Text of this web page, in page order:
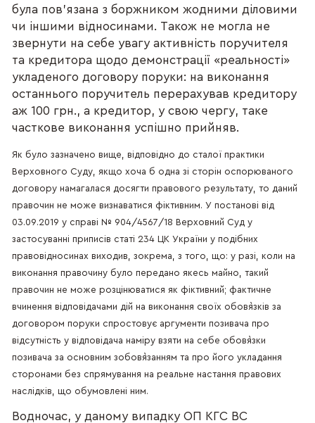
була пов'язана з боржником жодними діловими
чи іншими відносинами. Також не могла не
звернути на себе увагу активність поручителя
та кредитора щодо демонстрації «реальності»
укладеного договору поруки: на виконання
останнього поручитель перерахував кредитору
аж 100 грн., а кредитор, у свою чергу, таке
часткове виконання успішно прийняв.
Як було зазначено вище, відповідно до сталої практики
Верховного Суду, якщо хоча б одна зі сторін оспорюваного
договору намагалася досягти правового результату, то даний
правочин не може визнаватися фіктивним. У постанові від
03.09.2019 у справі № 904/4567/18 Верховний Суд у
застосуванні приписів статі 234 ЦК України у подібних
правовідносинах виходив, зокрема, з того, що: у разі, коли на
виконання правочину було передано якесь майно, такий
правочин не може розцінюватися як фіктивний; фактичне
вчинення відповідачами дій на виконання своїх обов`язків за
договором поруки спростовує аргументи позивача про
відсутність у відповідача наміру взяти на себе обов`язки
позивача за основним зобов`язанням та про його укладання
сторонами без спрямування на реальне настання правових
наслідків, що обумовлені ним.
Водночас, у даному випадку ОП КГС ВС